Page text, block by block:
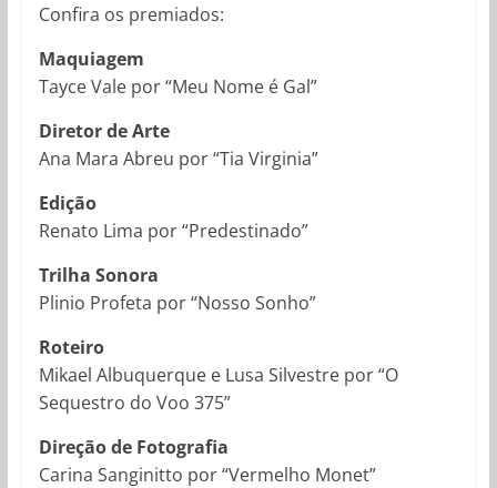
Confira os premiados:
Maquiagem
Tayce Vale por “Meu Nome é Gal”
Diretor de Arte
Ana Mara Abreu por “Tia Virginia”
Edição
Renato Lima por “Predestinado”
Trilha Sonora
Plinio Profeta por “Nosso Sonho”
Roteiro
Mikael Albuquerque e Lusa Silvestre por “O
Sequestro do Voo 375”
Direção de Fotografia
Carina Sanginitto por “Vermelho Monet”